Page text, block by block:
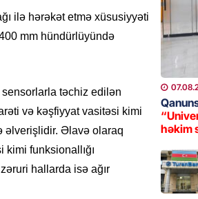
ilə hərəkət etmə xüsusiyyəti
mm hündürlüyündə
təchiz edilən
və kəşfiyyat vasitəsi kimi
əlverişlidir. Əlavə olaraq
funksionallığı
hallarda isə ağır
ŞOU-
GÜNDƏM
18 il
həkim